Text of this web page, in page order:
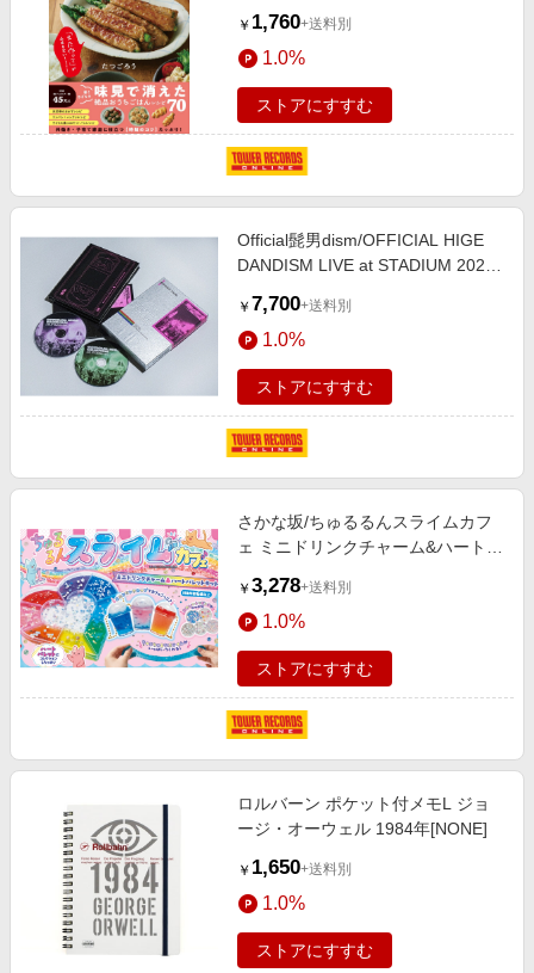
￥ 1,760+送料別
1.0%
ストアにすすむ
Official髭男dism/OFFICIAL HIGE
DANDISM LIVE at STADIUM 2025
55621]
￥ 7,700+送料別
1.0%
ストアにすすむ
さかな坂/ちゅるるんスライムカフ
ェ ミニドリンクチャーム&ハートパ
￥ 3,278+送料別
1.0%
ストアにすすむ
ロルバーン ポケット付メモL ジョ
ージ・オーウェル 1984年[NONE]
￥ 1,650+送料別
1.0%
ストアにすすむ